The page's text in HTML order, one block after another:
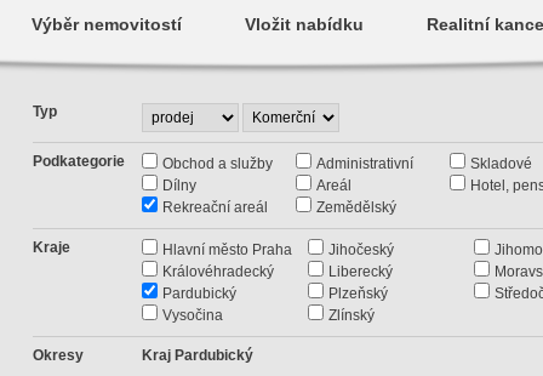
Výběr nemovitostí Vložit nabídku Realitní
Typ
Podkategorie Obchod a služby Administrativní
Skladové
Dílny
Areál
Hotel,
Rekreační areál
Zemědělský
Kraje Hlavní město Praha Jihočeský
Královéhradecký
Liberecký
Pardubický
Plzeňský
Vysočina
Zlínský
Okresy Kraj Pardubický